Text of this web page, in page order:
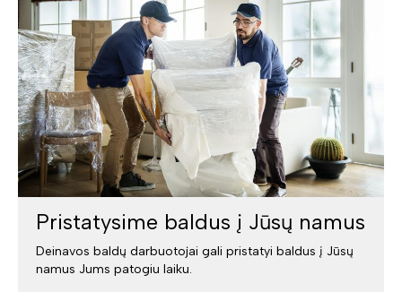
Pristatysime baldus į Jūsų namus
Deinavos baldų darbuotojai gali pristatyi baldus į Jūsų
namus Jums patogiu laiku.